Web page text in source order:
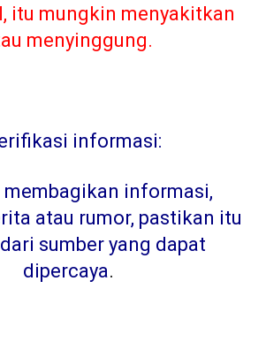
itu mungkin menyakitkan
menyinggung.
informasi:
membagikan informasi,
atau rumor, pastikan itu
sumber yang dapat
dipercaya.